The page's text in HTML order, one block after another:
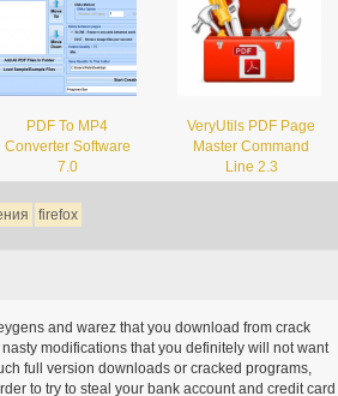
PDF To MP4
Converter Software
7.0
VeryUtils PDF Page
Master Command
Line 2.3
firefox
and warez that you download from crack
modifications that you definitely will not want
full version downloads or cracked programs,
to try to steal your bank account and credit card